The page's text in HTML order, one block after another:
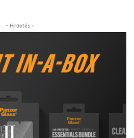
- Hirdetés -